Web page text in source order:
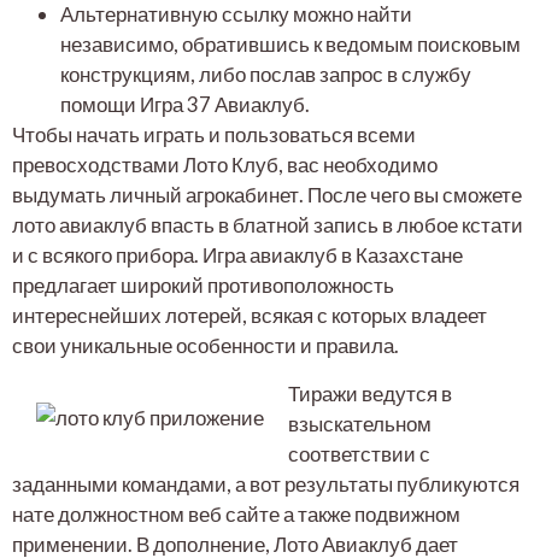
Альтернативную ссылку можно найти
независимо, обратившись к ведомым поисковым
конструкциям, либо послав запрос в службу
помощи Игра 37 Авиаклуб.
Чтобы начать играть и пользоваться всеми
превосходствами Лото Клуб, вас необходимо
выдумать личный агрокабинет. После чего вы сможете
лото авиаклуб впасть в блатной запись в любое кстати
и с всякого прибора. Игра авиаклуб в Казахстане
предлагает широкий противоположность
интереснейших лотерей, всякая с которых владеет
свои уникальные особенности и правила.
Тиражи ведутся в
взыскательном
соответствии с
заданными командами, а вот результаты публикуются
нате должностном веб сайте а также подвижном
применении. В дополнение, Лото Авиаклуб дает